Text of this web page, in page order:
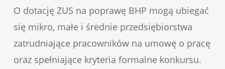
O dotację ZUS na poprawę BHP mogą ubiegać
się mikro, małe i średnie przedsiębiorstwa
zatrudniające pracowników na umowę o pracę
oraz spełniające kryteria formalne konkursu.